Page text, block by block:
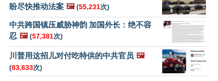
盼尽快推动法案 🖼️ (55,231次)
中共跨国镇压威胁神韵 加国外长：绝不容
忍 🖼️ (57,381次)
川普用这招儿对付吃特供的中共官员 🖼️
(83,633次)